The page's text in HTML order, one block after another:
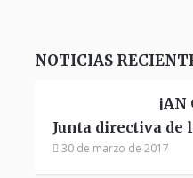
NOTICIAS
¡AN
Junta directiva de
30 de marzo de 2017